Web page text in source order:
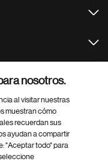
nosotros.
al visitar nuestras
muestran cómo
recuerdan sus
ayudan a compartir
"Aceptar todo" para